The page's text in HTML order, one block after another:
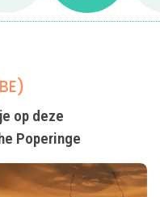
op deze
Poperinge